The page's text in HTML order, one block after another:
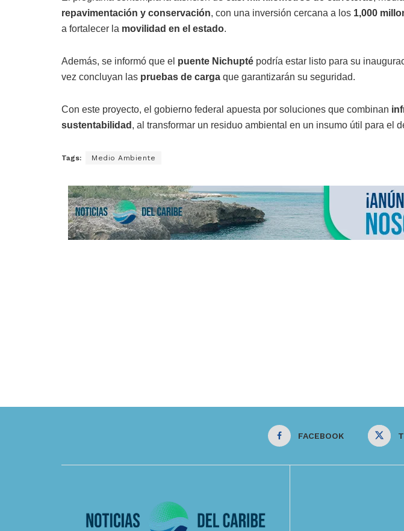
repavimentación y conservación, con una inversión cercana a los 1,000
a fortalecer la movilidad en el estado.
Además, se informó que el puente Nichupté podría estar listo para su
vez concluyan las pruebas de carga que garantizarán su seguridad.
Con este proyecto, el gobierno federal apuesta por soluciones que combinan
sustentabilidad , al transformar un residuo ambiental en un insumo útil para el
Tags: Medio Ambiente
FACEBOOK